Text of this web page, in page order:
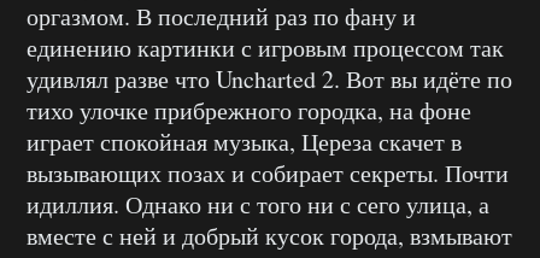
оргазмом. В последний раз по фану и
единению картинки с игровым процессом так
удивлял разве что Uncharted 2. Вот вы идёте по
тихо улочке прибрежного городка, на фоне
играет спокойная музыка, Цереза скачет в
вызывающих позах и собирает секреты. Почти
идиллия. Однако ни с того ни с сего улица, а
вместе с ней и добрый кусок города, взмывают